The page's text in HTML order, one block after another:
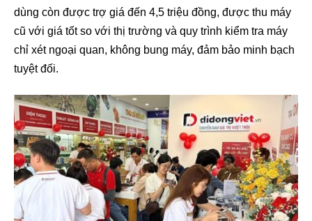
dùng còn được trợ giá đến 4,5 triệu đồng, được thu máy
cũ với giá tốt so với thị trường và quy trình kiểm tra máy
chỉ xét ngoại quan, không bung máy, đảm bảo minh bạch
tuyệt đối.